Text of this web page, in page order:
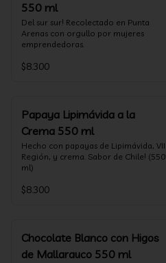
550 ml
Del sur sur! Recolectado en Punta
Arenas con orgullo por mujeres
emprendedoras.
$8.300
Papaya Lipimávida a la
Crema 550 ml
Hecho con papayas de Lipimávida, VII
Región, y crema. Sabor de Chile! (550
ml)
$8.300
Chocolate Blanco con Higos
de Mallarauco 550 ml